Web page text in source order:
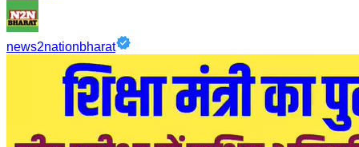
news2nationbharat